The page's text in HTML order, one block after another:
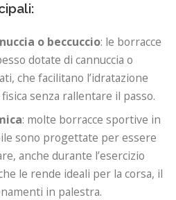
o beccuccio: le borracce
dotate di cannuccia o
che facilitano l’idratazione
senza rallentare il passo.
: molte borracce sportive in
sono progettate per essere
anche durante l’esercizio
le rende ideali per la corsa, il
in palestra.